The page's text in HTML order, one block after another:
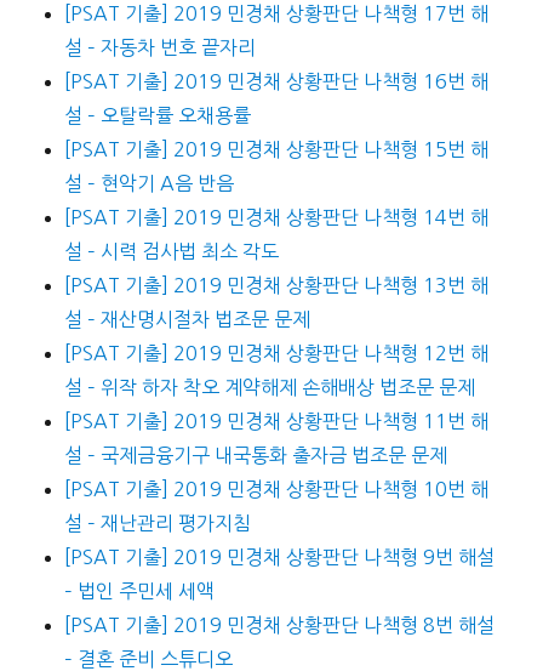
[PSAT 기출] 2019 민경채 상황판단 나책형 17번 해
설 – 자동차 번호 끝자리
[PSAT 기출] 2019 민경채 상황판단 나책형 16번 해
설 – 오탈락률 오채용률
[PSAT 기출] 2019 민경채 상황판단 나책형 15번 해
설 – 현악기 A음 반음
[PSAT 기출] 2019 민경채 상황판단 나책형 14번 해
설 – 시력 검사법 최소 각도
[PSAT 기출] 2019 민경채 상황판단 나책형 13번 해
설 – 재산명시절차 법조문 문제
[PSAT 기출] 2019 민경채 상황판단 나책형 12번 해
설 – 위작 하자 착오 계약해제 손해배상 법조문 문제
[PSAT 기출] 2019 민경채 상황판단 나책형 11번 해
설 – 국제금융기구 내국통화 출자금 법조문 문제
[PSAT 기출] 2019 민경채 상황판단 나책형 10번 해
설 – 재난관리 평가지침
[PSAT 기출] 2019 민경채 상황판단 나책형 9번 해설
– 법인 주민세 세액
[PSAT 기출] 2019 민경채 상황판단 나책형 8번 해설
– 결혼 준비 스튜디오